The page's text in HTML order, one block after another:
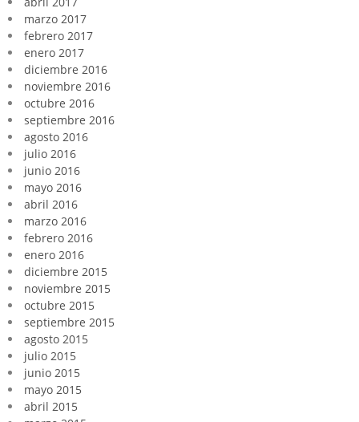
marzo 2017
febrero 2017
enero 2017
diciembre 2016
noviembre 2016
octubre 2016
septiembre 2016
agosto 2016
julio 2016
junio 2016
mayo 2016
abril 2016
marzo 2016
febrero 2016
enero 2016
diciembre 2015
noviembre 2015
octubre 2015
septiembre 2015
agosto 2015
julio 2015
junio 2015
mayo 2015
abril 2015